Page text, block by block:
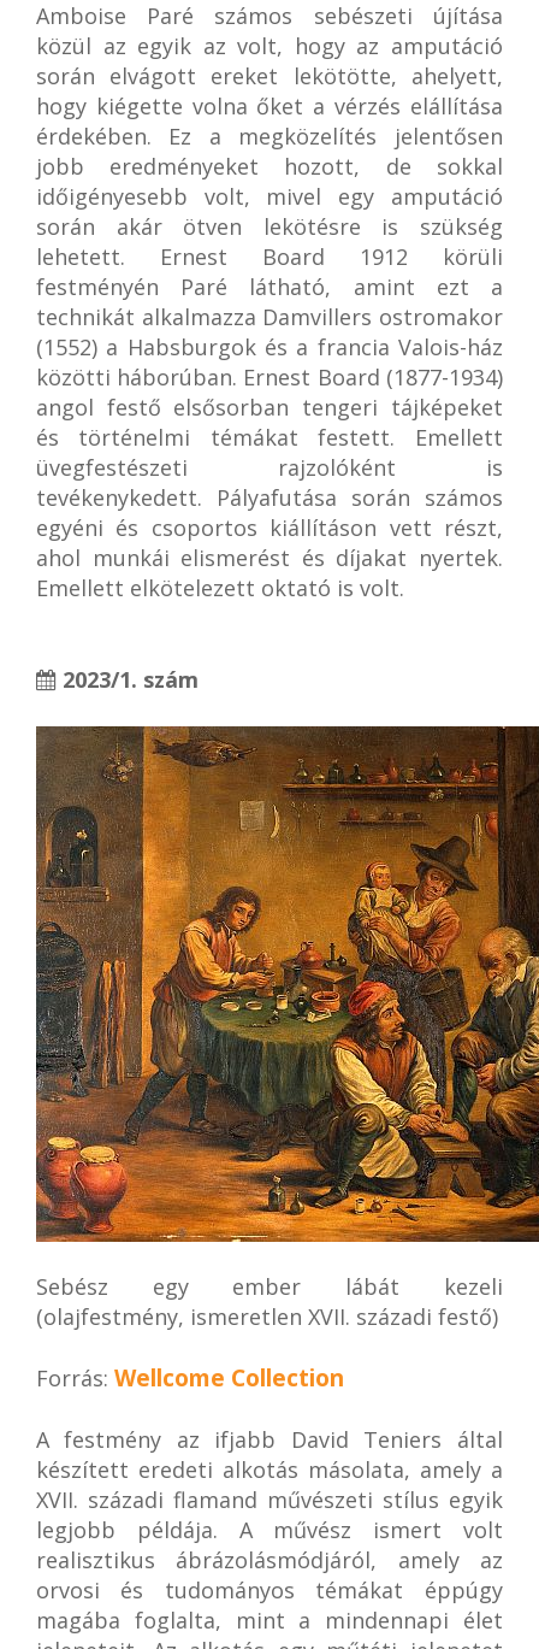
Amboise Paré számos sebészeti újítása
közül az egyik az volt, hogy az amputáció
során elvágott ereket lekötötte, ahelyett,
hogy kiégette volna őket a vérzés elállítása
érdekében. Ez a megközelítés jelentősen
jobb eredményeket hozott, de sokkal
időigényesebb volt, mivel egy amputáció
során akár ötven lekötésre is szükség
lehetett. Ernest Board 1912 körüli
festményén Paré látható, amint ezt a
technikát alkalmazza Damvillers ostromakor
(1552) a Habsburgok és a francia Valois-ház
közötti háborúban. Ernest Board (1877-1934)
angol festő elsősorban tengeri tájképeket
és történelmi témákat festett. Emellett
üvegfestészeti rajzolóként is
tevékenykedett. Pályafutása során számos
egyéni és csoportos kiállításon vett részt,
ahol munkái elismerést és díjakat nyertek.
Emellett elkötelezett oktató is volt.
2023/1. szám
Sebész egy ember lábát kezeli
(olajfestmény, ismeretlen XVII. századi festő)
Forrás: Wellcome Collection
A festmény az ifjabb David Teniers által
készített eredeti alkotás másolata, amely a
XVII. századi flamand művészeti stílus egyik
legjobb példája. A művész ismert volt
realisztikus ábrázolásmódjáról, amely az
orvosi és tudományos témákat éppúgy
magába foglalta, mint a mindennapi élet